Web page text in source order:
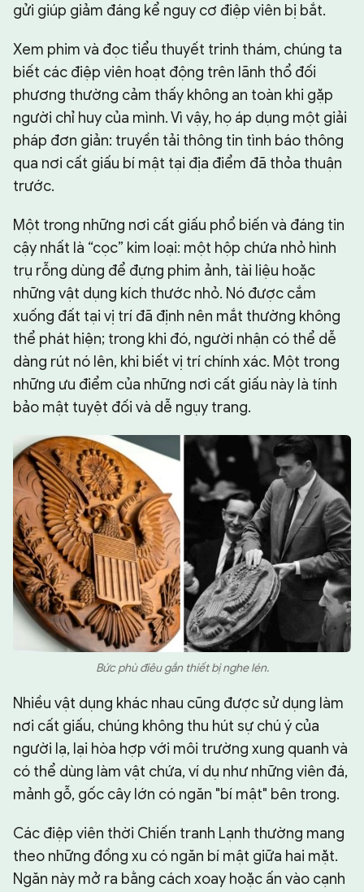
gửi giúp giảm đáng kể nguy cơ điệp viên bị bắt.
Xem phim và đọc tiểu thuyết trinh thám, chúng ta
biết các điệp viên hoạt động trên lãnh thổ đối
phương thường cảm thấy không an toàn khi gặp
người chỉ huy của mình. Vì vậy, họ áp dụng một giải
pháp đơn giản: truyền tải thông tin tình báo thông
qua nơi cất giấu bí mật tại địa điểm đã thỏa thuận
trước.
Một trong những nơi cất giấu phổ biến và đáng tin
cậy nhất là “cọc” kim loại: một hộp chứa nhỏ hình
trụ rỗng dùng để đựng phim ảnh, tài liệu hoặc
những vật dụng kích thước nhỏ. Nó được cắm
xuống đất tại vị trí đã định nên mắt thường không
thể phát hiện; trong khi đó, người nhận có thể dễ
dàng rút nó lên, khi biết vị trí chính xác. Một trong
những ưu điểm của những nơi cất giấu này là tính
bảo mật tuyệt đối và dễ ngụy trang.
Bức phù điêu gắn thiết bị nghe lén.
Nhiều vật dụng khác nhau cũng được sử dụng làm
nơi cất giấu, chúng không thu hút sự chú ý của
người lạ, lại hòa hợp với môi trường xung quanh và
có thể dùng làm vật chứa, ví dụ như những viên đá,
mảnh gỗ, gốc cây lớn có ngăn "bí mật" bên trong.
Các điệp viên thời Chiến tranh Lạnh thường mang
theo những đồng xu có ngăn bí mật giữa hai mặt.
Ngăn này mở ra bằng cách xoay hoặc ấn vào cạnh